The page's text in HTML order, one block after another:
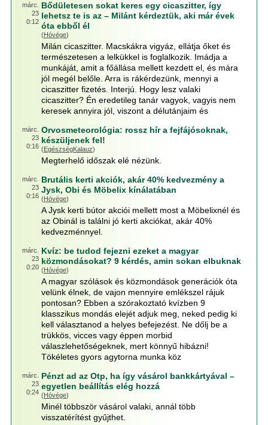
márc.
23
0:12
Bődületesen sokat keres egy cicaszitter, így
lehetsz te is az – Milánt kérdeztük, aki már évek
óta ebből él
(Hóvége)
Milán cicaszitter. Macskákra vigyáz, ellátja őket és
természetesen a lelkükkel is foglalkozik. Imádja a
munkáját, amit a főállása mellett kezdett el, és mára
jól megél belőle. Arra is rákérdezünk, mennyi a
cicaszitter fizetés. Interjú. Hogy lesz valaki
cicaszitter? Én eredetileg tanár vagyok, vagyis nem
keresek annyira jól, viszont a délutánjaim és
márc.
23
0:16
Orvosmeteorológia: rossz hír a fejfájósoknak,
készüljenek fel!
(EgészségKalauz)
Megterhelő időszak elé nézünk.
márc.
23
0:16
Brutális kerti akciók, akár 40% kedvezmény a
Jysk, Obi és Möbelix kínálatában
(Hóvége)
A Jysk kerti bútor akciói mellett most a Möbelixnél és
az Obinál is találni jó kerti akciókat, akár 40%
kedvezménnyel.
márc.
23
0:20
Kvíz: be tudod fejezni ezeket a magyar
közmondásokat? 9 kérdés, amin sokan elbuknak
(Hóvége)
A magyar szólások és közmondások generációk óta
velünk élnek, de vajon mennyire emlékszel rájuk
pontosan? Ebben a szórakoztató kvízben 9
klasszikus mondás elejét adjuk meg, neked pedig ki
kell választanod a helyes befejezést. Ne dőlj be a
trükkös, vicces vagy éppen morbid
válaszlehetőségeknek, mert könnyű hibázni!
Tökéletes gyors agytorna munka köz
márc.
23
0:24
Pénzt ad az Otp, ha így vásárol bankkártyával –
egyetlen beállítás elég hozzá
(Hóvége)
Minél többször vásárol valaki, annál több
visszatérítést gyűjthet.